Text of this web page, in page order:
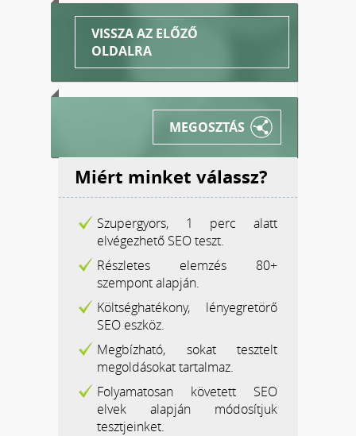
VISSZA AZ ELŐZŐ
OLDALRA
MEGOSZTÁS
Miért minket válassz?
Szupergyors, 1 perc alatt
elvégezhető SEO teszt.
Részletes elemzés 80+
szempont alapján.
Költséghatékony, lényegretörő
SEO eszköz.
Megbízható, sokat tesztelt
megoldásokat tartalmaz.
Folyamatosan követett SEO
elvek alapján módosítjuk
tesztjeinket.